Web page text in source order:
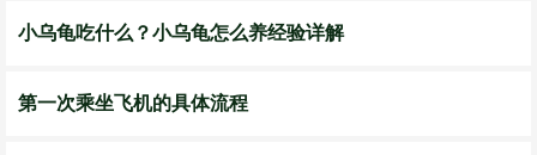
小乌龟吃什么？小乌龟怎么养经验详解
第一次乘坐飞机的具体流程